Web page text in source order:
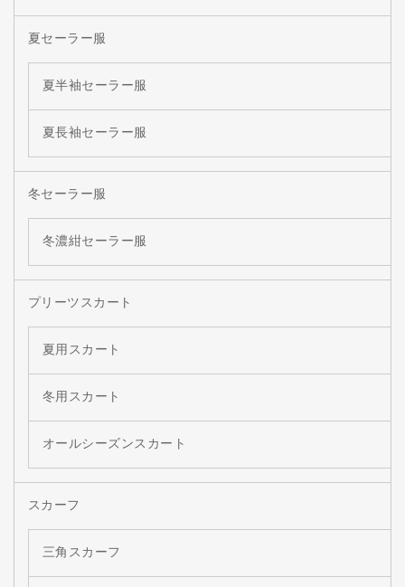
夏セーラー服
夏半袖セーラー服
夏長袖セーラー服
冬セーラー服
冬濃紺セーラー服
プリーツスカート
夏用スカート
冬用スカート
オールシーズンスカート
スカーフ
三角スカーフ